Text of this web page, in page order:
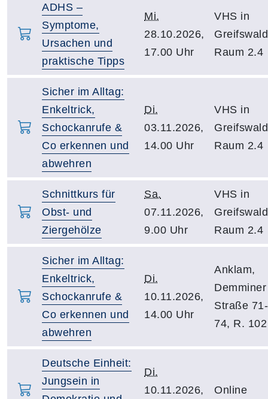
ADHS –
Symptome,
Ursachen und
praktische Tipps
Mi.
28.10.2026,
17.00 Uhr
VHS in
Raum 2.4
Sicher im Alltag:
Enkeltrick,
Schockanrufe &
Co erkennen und
abwehren
Di.
03.11.2026,
14.00 Uhr
VHS in
Raum 2.4
Schnittkurs für
Obst- und
Ziergehölze
Sa.
07.11.2026,
9.00 Uhr
VHS in
Raum 2.4
Sicher im Alltag:
Enkeltrick,
Schockanrufe &
Co erkennen und
abwehren
Di.
10.11.2026,
14.00 Uhr
Anklam,
Demminer
Straße 71-
74, R. 102
Deutsche Einheit:
Jungsein in
Di.
10.11.2026,
Online